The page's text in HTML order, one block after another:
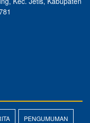
PENGUMUMAN